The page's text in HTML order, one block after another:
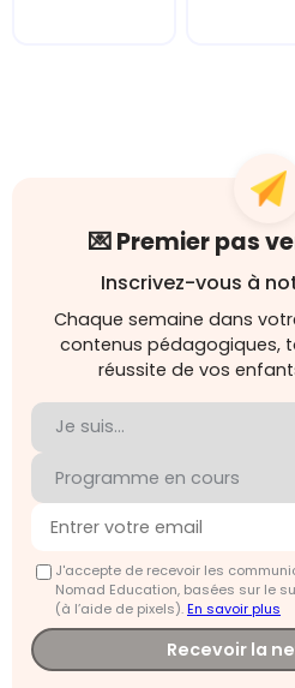
💌 Premier pas
Inscrivez-vous à
Chaque semaine dans
contenus pédagogiques,
réussite de vos
J'accepte de recevoir les
Nomad Education, basées sur le
(à l’aide de pixels).En savoir plus
Recevoir la